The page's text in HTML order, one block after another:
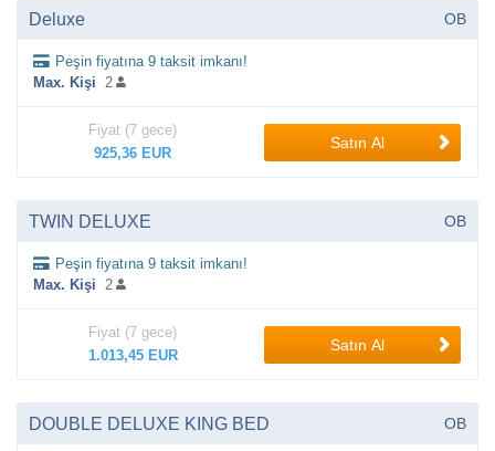
Deluxe OB
Peşin fiyatına 9 taksit imkanı!
Max. Kişi 2
Fiyat (7 gece)
925,36 EUR
Satın Al
TWIN DELUXE OB
Peşin fiyatına 9 taksit imkanı!
Max. Kişi 2
Fiyat (7 gece)
1.013,45 EUR
Satın Al
DOUBLE DELUXE KING BED OB